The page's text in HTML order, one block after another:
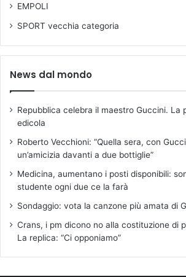
EMPOLI
SPORT vecchia categoria
News dal mondo
Repubblica celebra il maestro Guccini. La
edicola
Roberto Vecchioni: “Quella sera, con
un’amicizia davanti a due bottiglie”
Medicina, aumentano i posti disponibili:
studente ogni due ce la farà
Sondaggio: vota la canzone più amata di
Crans, i pm dicono no alla costituzione di
La replica: “Ci opponiamo”